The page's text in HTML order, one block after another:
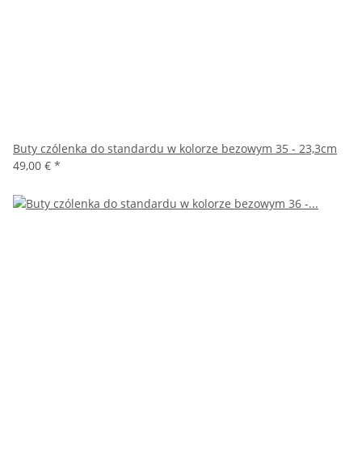
Buty czólenka do standardu w kolorze bezowym 35 - 23,3cm
49,00 € *